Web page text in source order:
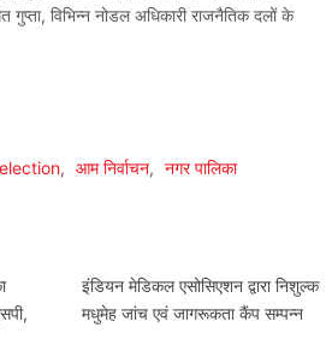
गुप्ता, विभिन्न नोडल अधिकारी राजनैतिक दलों के
, आम निर्वाचन, नगर पालिका
इंडियन मेडिकल एसोसिएशन द्वारा निशुल्क
मधुमेह जांच एवं जागरूकता कैंप सम्पन्न